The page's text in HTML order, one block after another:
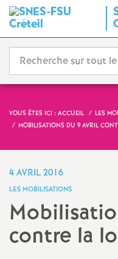
VOUS ÊTES ICI : ACCUEIL
LES
MOBILISATIONS DU 9 AVRIL
4 AVRIL 2016
LES MOBILISATIONS
contre la